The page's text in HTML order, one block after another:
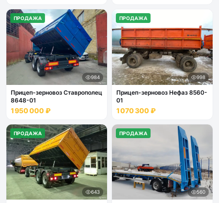
ПРОДАЖА
984
Прицеп-зерновоз Ставрополец
8648-01
1 950 000 ₽
ПРОДАЖА
998
Прицеп-зерновоз Нефаз 8560-
01
1 070 300 ₽
ПРОДАЖА
643
ПРОДАЖА
560